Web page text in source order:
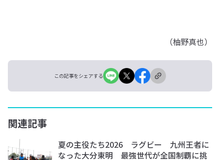
（柚野真也）
この記事をシェアする
関連記事
夏の主役たち2026 ラグビー 九州王者に
なった大分東明 最強世代が全国制覇に挑